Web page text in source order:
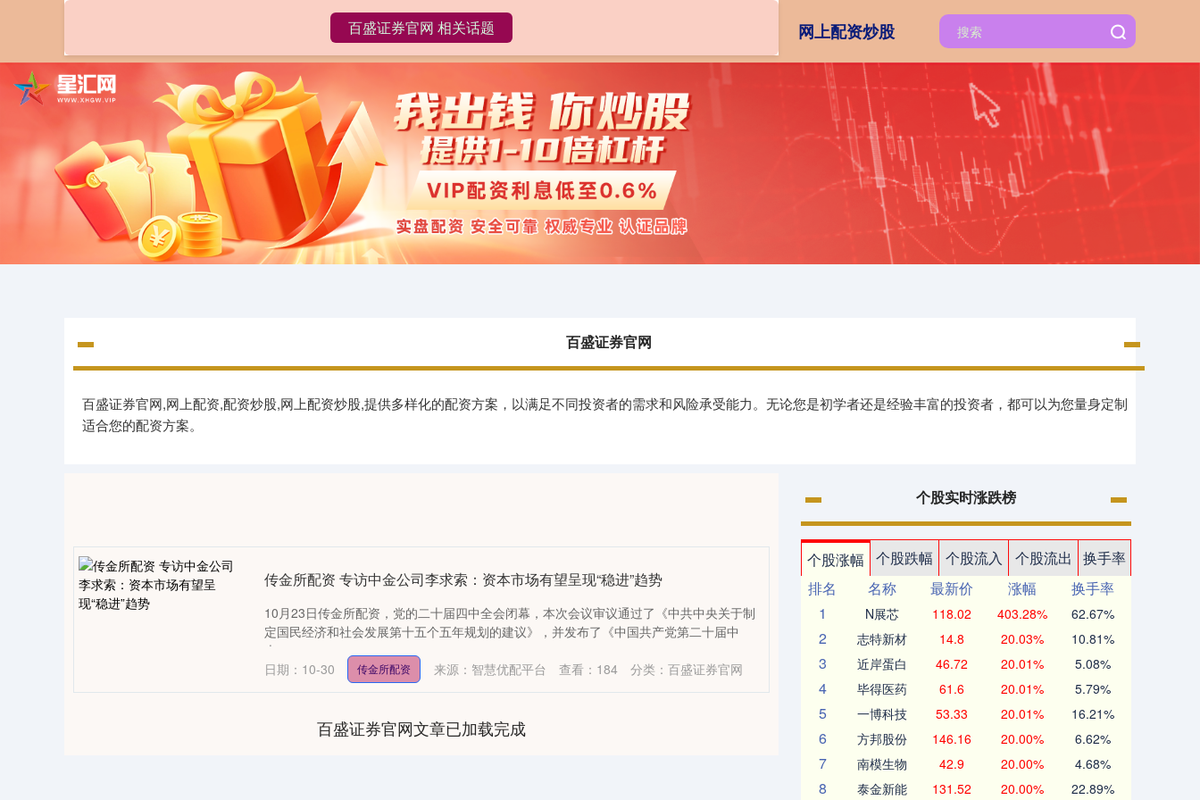
百盛证券官网 网上配资炒股
百盛证券官网
百盛证券官网,网上配资,配资炒股,网上配资炒股,提供多样化的配资方案，以满足不同投资者的需求和风险承受能力。无论您是初学者还是经验丰富的投资者，都可以为您量身定制
适合您的配资方案。
百盛证券官网 相关话题
传金所配资 专访中金公司李求索：资本市场有望呈现“稳进”趋势
10月23日传金所配资，党的二十届四中全会闭幕，本次会议审议通过了《中共中央关于制
定国民经济和社会发展第十五个五年规划的建议》，并发布了《中国共产党第二十届中
央....
日期：10-30
传金所配资 来源：智慧优配平台 查看： 184 分类： 百盛证券官网
百盛证券官网文章已加载完成
个股实时涨跌榜
个股涨幅 个股跌幅 个股流入 个股流出
换手率
排名
名称 最新价 涨幅
换手率
1
N展芯 118.02 403.28% 62.67%
2 志特新材 14.8 20.03% 10.81%
3 近岸蛋白 46.72 20.01% 5.08%
4 毕得医药 61.6 20.01% 5.79%
5 一博科技 53.33 20.01% 16.21%
6 方邦股份 146.16 20.00% 6.62%
7 南模生物 42.9 20.00% 4.68%
8 泰金新能 131.52 20.00% 22.89%